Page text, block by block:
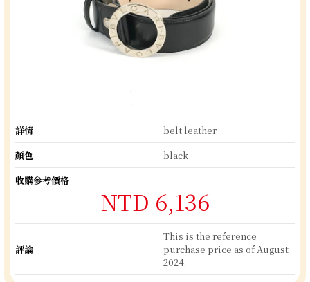
詳情
belt leather
顏色
black
收購參考價格
NTD 6,136
評論
This is the reference
purchase price as of August
2024.